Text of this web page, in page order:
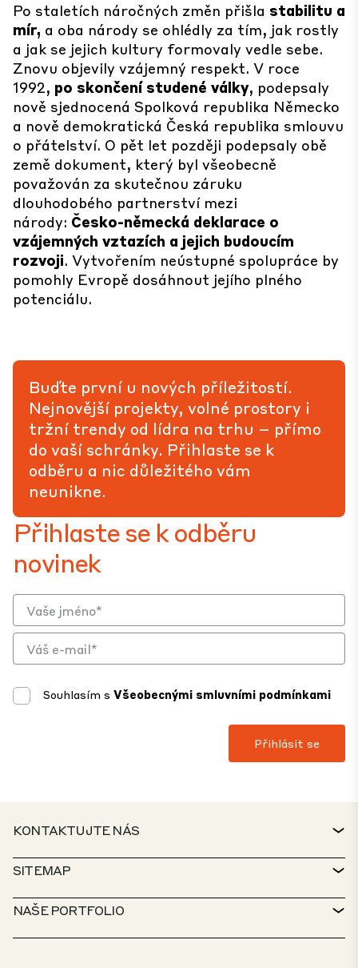
Po staletích náročných změn přišla stabilitu a
mír, a oba národy se ohlédly za tím, jak rostly
a jak se jejich kultury formovaly vedle sebe.
Znovu objevily vzájemný respekt. V roce
1992, po skončení studené války, podepsaly
nově sjednocená Spolková republika Německo
a nově demokratická Česká republika smlouvu
o přátelství. O pět let později podepsaly obě
země dokument, který byl všeobecně
považován za skutečnou záruku
dlouhodobého partnerství mezi
národy: Česko-německá deklarace o
vzájemných vztazích a jejich budoucím
rozvoji. Vytvořením neústupné spolupráce by
pomohly Evropě dosáhnout jejího plného
potenciálu.
Přihlaste se k odběru
novinek
Souhlasím s Všeobecnými smluvními podmínkami
Buďte první u nových příležitostí.
Nejnovější projekty, volné prostory i
tržní trendy od lídra na trhu – přímo
do vaší schránky. Přihlaste se k
odběru a nic důležitého vám
neunikne.
KONTAKTUJTE NÁS
KONTAKT
TECHNICKÁ PODPORA
SITEMAP
VYHLEDÁVAČ NEMOVITOSTÍ
UDRŽITELNOST
NAŠE PORTFOLIO